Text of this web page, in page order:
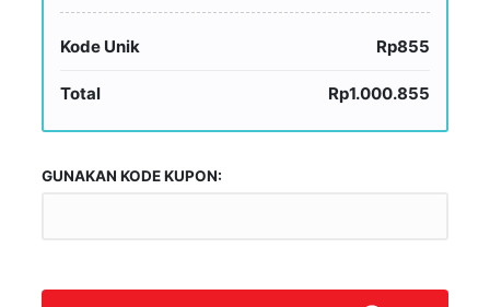
Kode Unik Rp855
Total Rp1.000.855
GUNAKAN KODE KUPON: